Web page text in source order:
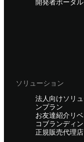
開発者ポータル
ソリューション
法人向けソリ
ンプラン
お友達紹介リベ
コブランディ
正規販売代理店